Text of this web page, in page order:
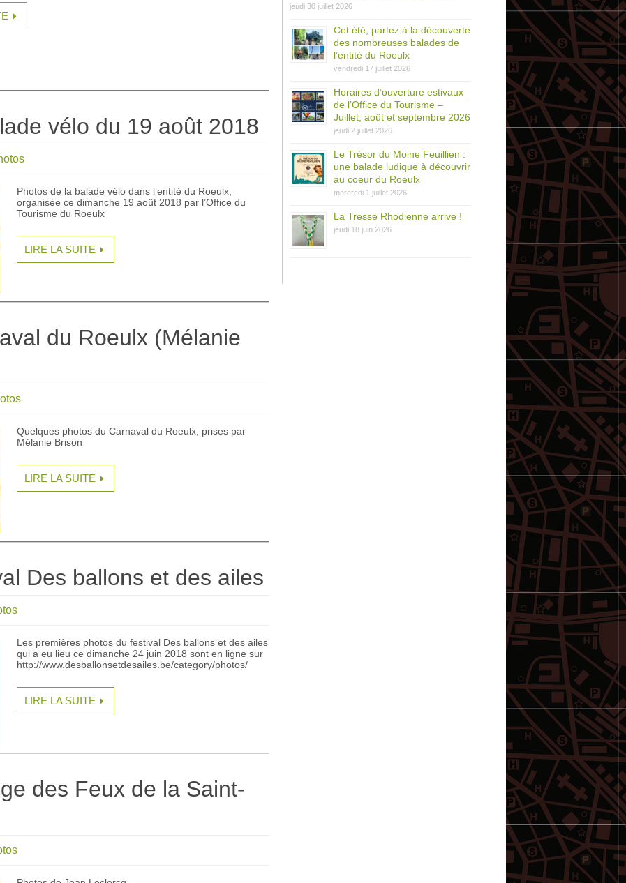
vélo du 19 août 2018
Photos de la balade vélo dans l’entité du Roeulx,
organisée ce dimanche 19 août 2018 par l’Office du
Tourisme du Roeulx
LIRE LA SUITE
du Roeulx (Mélanie
Quelques photos du Carnaval du Roeulx, prises par
Mélanie Brison
LIRE LA SUITE
Des ballons et des ailes
Les premières photos du festival Des ballons et des ailes
qui a eu lieu ce dimanche 24 juin 2018 sont en ligne sur
http://www.desballonsetdesailes.be/category/photos/
LIRE LA SUITE
des Feux de la Saint-
jeudi 30 juillet 2026
Cet été, partez à la découverte
des nombreuses balades de
l’entité du Roeulx
vendredi 17 juillet 2026
Horaires d’ouverture estivaux
de l’Office du Tourisme –
Juillet, août et septembre 2026
jeudi 2 juillet 2026
Le Trésor du Moine Feuillien :
une balade ludique à découvrir
au coeur du Roeulx
mercredi 1 juillet 2026
La Tresse Rhodienne arrive !
jeudi 18 juin 2026